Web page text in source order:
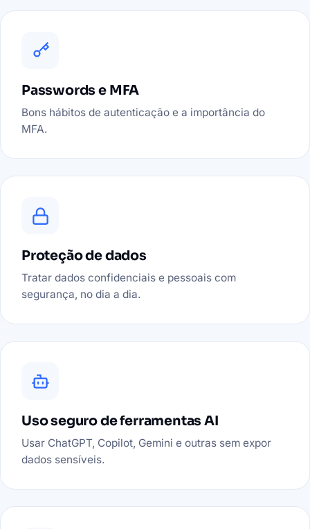
Passwords e MFA
Bons hábitos de autenticação e a importância do
MFA.
Proteção de dados
Tratar dados confidenciais e pessoais com
segurança, no dia a dia.
Uso seguro de ferramentas AI
Usar ChatGPT, Copilot, Gemini e outras sem expor
dados sensíveis.